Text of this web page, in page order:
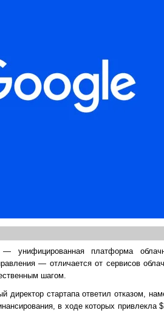
платформа
— отличается от сервисов
шагом.
директор стартапа ответил отказом,
в ходе которых привлекла